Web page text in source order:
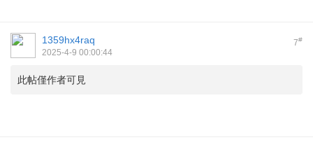
7#
1359hx4raq
2025-4-9 00:00:44
此帖僅作者可見